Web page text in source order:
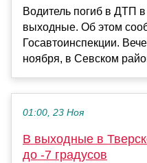
Водитель погиб в ДТП
выходные. Об этом
Госавтоинспекции.
ноября, в Севском
01:00, 23 Ноя
В выходные в
до -7 градусов